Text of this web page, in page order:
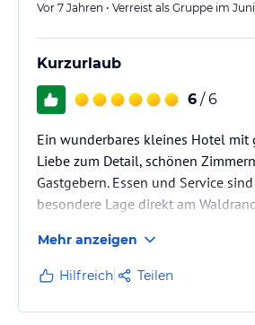
Angaben ohne Gewähr. Bitte lies vor der
verbindlichenAngebotsdetailsdes
Vor 7 Jahren • Verreist als Gruppe im Juni
Kurzurlaub
6 / 6
Ein wunderbares kleines Hotel mit
Liebe zum Detail, schönen
Gastgebern. Essen und Service
besondere Lage direkt am
Seele baumeln lassen kann. Wir
Fall wieder.
Mehr anzeigen
Hilfreich Teilen